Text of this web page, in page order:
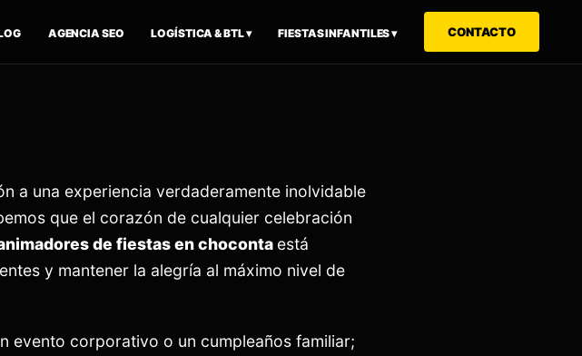
AGENCIA SEO LOGÍSTICA & BTL ▾ FIESTAS INFANTILES ▾ CONTACTO
a una experiencia verdaderamente inolvidable
que el corazón de cualquier celebración
de fiestas enchoconta está
y mantener la alegría al máximo nivel de
evento corporativo o un cumpleaños familiar;